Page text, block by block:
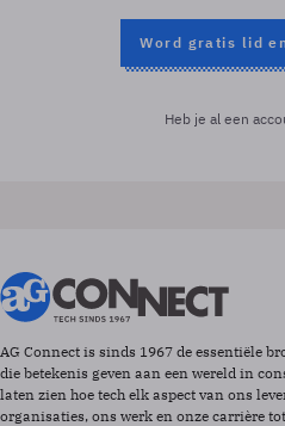
Word gratis lid
Heb je al een
AG Connect is sinds 1967 de essentiële
die betekenis geven aan een wereld in
laten zien hoe tech elk aspect van ons
organisaties, ons werk en onze carrière